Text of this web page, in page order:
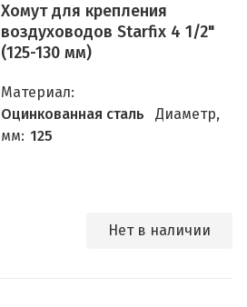
Хомут для крепления
воздуховодов Starfix 4 1/2"
(125-130 мм)
Материал:
Оцинкованная сталь
Диаметр,
мм: 125
Нет в наличии